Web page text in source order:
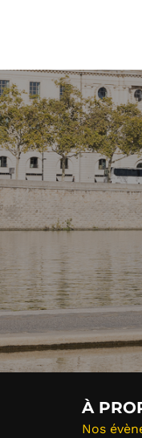
Post
navigation
À
Nos